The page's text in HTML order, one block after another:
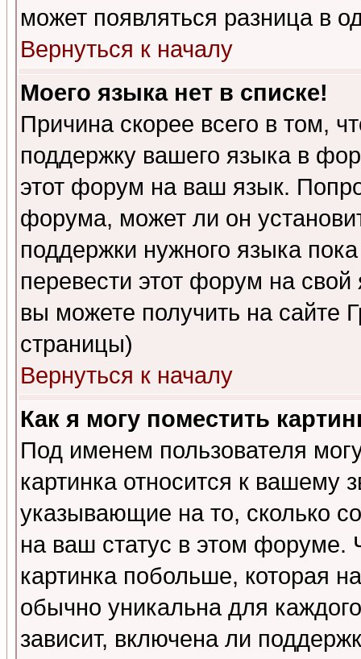
может появляться разница в
Вернуться к началу
Моего языка нет в списке!
Причина скорее всего в том,
поддержку вашего языка в
этот форум на ваш язык.
форума, может ли он
поддержки нужного языка
перевести этот форум на
вы можете получить на сайте
страницы)
Вернуться к началу
Как я могу поместить
Под именем пользователя
картинка относится к вашему
указывающие на то, сколько
на ваш статус в этом форуме.
картинка побольше, которая
обычно уникальна для
зависит, включена ли